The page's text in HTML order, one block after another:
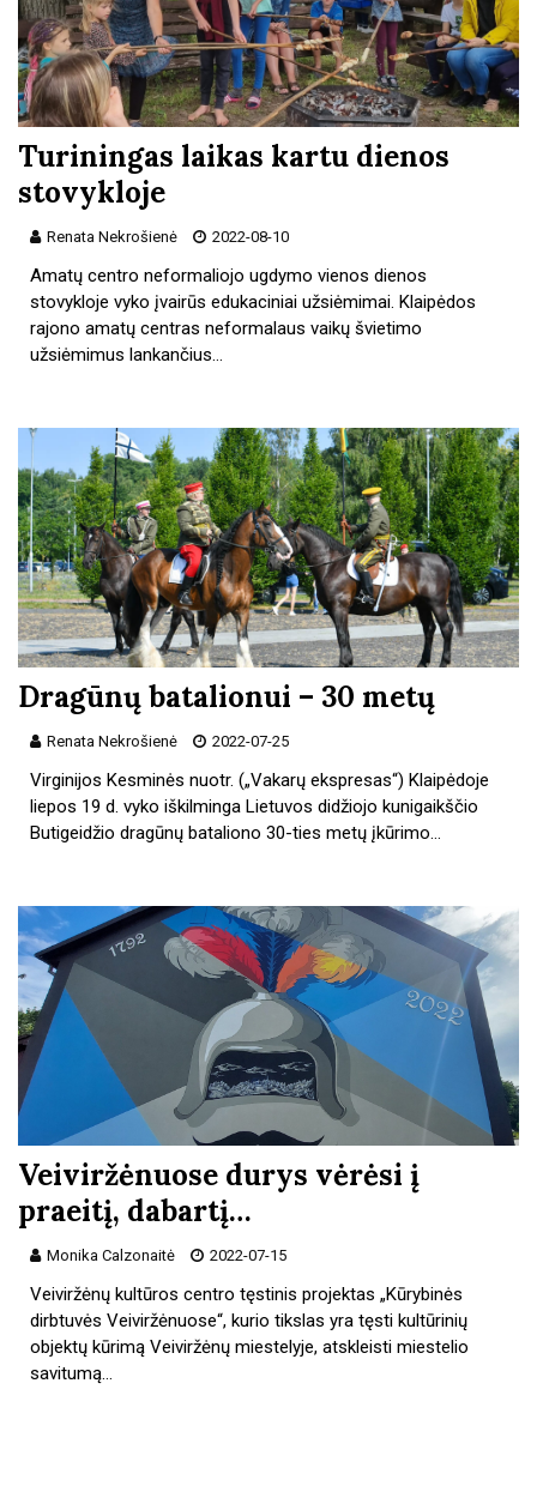
Turiningas laikas kartu dienos
stovykloje
Renata Nekrošienė 2022-08-10
Amatų centro neformaliojo ugdymo vienos dienos
stovykloje vyko įvairūs edukaciniai užsiėmimai. Klaipėdos
rajono amatų centras neformalaus vaikų švietimo
užsiėmimus lankančius…
Dragūnų batalionui – 30 metų
Renata Nekrošienė 2022-07-25
Virginijos Kesminės nuotr. („Vakarų ekspresas“) Klaipėdoje
liepos 19 d. vyko iškilminga Lietuvos didžiojo kunigaikščio
Butigeidžio dragūnų bataliono 30-ties metų įkūrimo…
Veiviržėnuose durys vėrėsi į
praeitį, dabartį…
Monika Calzonaitė 2022-07-15
Veiviržėnų kultūros centro tęstinis projektas „Kūrybinės
dirbtuvės Veiviržėnuose“, kurio tikslas yra tęsti kultūrinių
objektų kūrimą Veiviržėnų miestelyje, atskleisti miestelio
savitumą…